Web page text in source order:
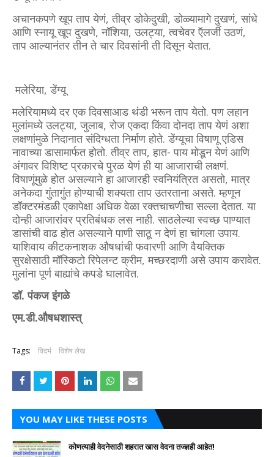
अचानकपणे खूप ताप येणं, तीव्र डोकेदुखी, डोळ्यामागे दुखणं, सांधे
आणि स्नायू खूप दुखणे, नॉशिया, उलट्या, त्वचेवर ऍलर्जी उठणं,
ताप आल्यानंतर तीन ते चार दिवसांनी ती दिसून येतात.
मलेरिया, डेंग्यू
मलेरियामध्ये दर एक दिवसाआड थंडी भरून ताप येतो. पण लहान
मुलांमध्ये उलट्या, जुलाब, रोज एकदा किंवा दोनदा ताप येणं अशा
लक्षणांमुळे निदानात संदिग्धता निर्माण होते. डेंग्यूचा विषाणू एडिस
नावाच्या डासामार्फत होतो. तीव्र ताप, हात- पाय मोडून येणं आणि
अंगावर विशिष्ट प्रकारचे पुरळ येणं ही या आजाराची लक्षणं.
विषाणूंमुळे होत असल्याने हा आजारही स्वनियंत्रित असतो, मात्र
अनेकदा गुंतागुंत होण्याची शक्यता ताप उतरताना असते. म्हणून
डॉक्टरमंडळी एकापेक्षा अधिक वेळा रक्तचाचणीचा सल्ला देतात. या
दोन्ही आजारांवर प्रतिबंधक लस नाही. साठलेल्या स्वच्छ पाण्यात
डासांची वाढ होत असल्याने पाणी साठू न देणं हा चांगला उपाय.
याशिवाय कीटकनाशक औषधांची फवारणी आणि वैयक्तिक
सुरक्षेसाठी मॉस्किटो रिपेलन्ट क्रीम, मच्छरदाणी असे उपाय करावेत.
मुलांना पूर्ण बाह्यांचे कपडे घालावेत.
डॉ. पंकज इंगळे
एम.डी.औषधशास्त्
Tags: विदर्भ विशेष लेख
YOU MAY LIKE THESE POSTS
कोणत्याही वेदनेसाठी शहरात खास वेदना तज्ज्ञही आहेत!